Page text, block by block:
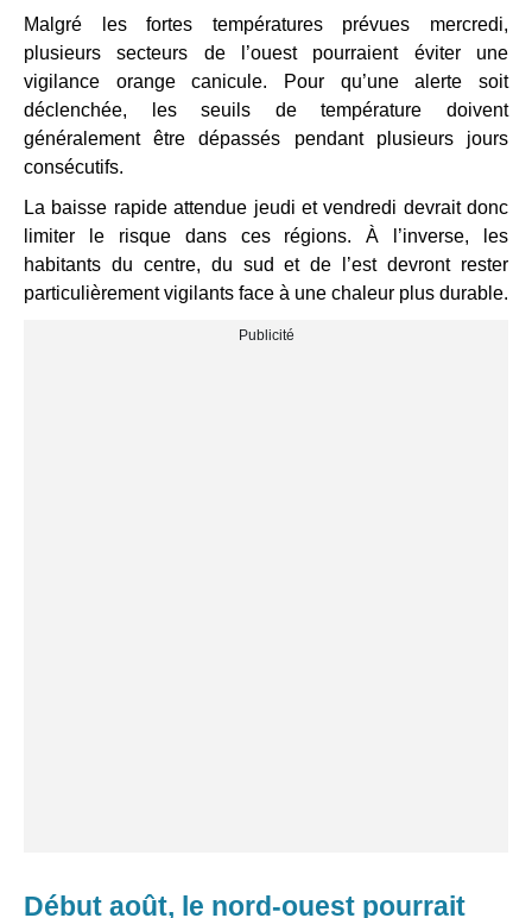
Malgré les fortes températures prévues mercredi,
plusieurs secteurs de l’ouest pourraient éviter une
vigilance orange canicule. Pour qu’une alerte soit
déclenchée, les seuils de température doivent
généralement être dépassés pendant plusieurs jours
consécutifs.
La baisse rapide attendue jeudi et vendredi devrait donc
limiter le risque dans ces régions. À l’inverse, les
habitants du centre, du sud et de l’est devront rester
particulièrement vigilants face à une chaleur plus durable.
Début août, le nord-ouest pourrait